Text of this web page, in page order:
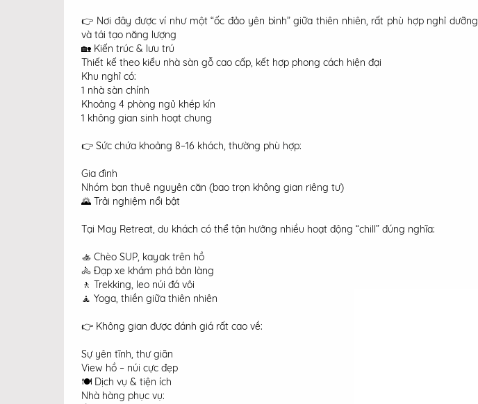
👉 Nơi đây được ví như một “ốc đảo yên bình” giữa thiên nhiên, rất phù hợp nghỉ dưỡng
và tái tạo năng lượng
🏡 Kiến trúc & lưu trú
Thiết kế theo kiểu nhà sàn gỗ cao cấp, kết hợp phong cách hiện đại
Khu nghỉ có:
1 nhà sàn chính
Khoảng 4 phòng ngủ khép kín
1 không gian sinh hoạt chung
👉 Sức chứa khoảng 8–16 khách, thường phù hợp:
Gia đình
Nhóm bạn thuê nguyên căn (bao trọn không gian riêng tư)
🌄 Trải nghiệm nổi bật
Tại May Retreat, du khách có thể tận hưởng nhiều hoạt động “chill” đúng nghĩa:
🚣 Chèo SUP, kayak trên hồ
🚴 Đạp xe khám phá bản làng
🚶 Trekking, leo núi đá vôi
🧘 Yoga, thiền giữa thiên nhiên
👉 Không gian được đánh giá rất cao về:
Sự yên tĩnh, thư giãn
View hồ – núi cực đẹp
🍽️ Dịch vụ & tiện ích
Nhà hàng phục vụ: